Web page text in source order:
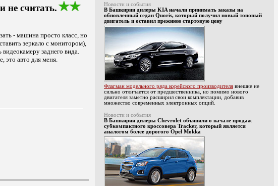
не считать.
- машина просто класс, но
зеркало с монитором),
заднего вида.
авто для меня.
Новости и события
В Башкирии дилеры KIA начали принимать заказы на
обновленный седан Quoris, который получил новый топовый
двигатель и оставил прежнюю стартовую цену
Флагман модельного ряда корейского производителя внешне не
сильно отличается от предшественника, но помимо нового
двигателя заметно расширил свои комплектации, добавив
множество современных электронных опций.
Новости и события
В Башкирии дилеры Chevrolet объявили о начале продаж
субкомпактного кроссовера Tracker, который является
аналогом более дорогого Opel Mokka